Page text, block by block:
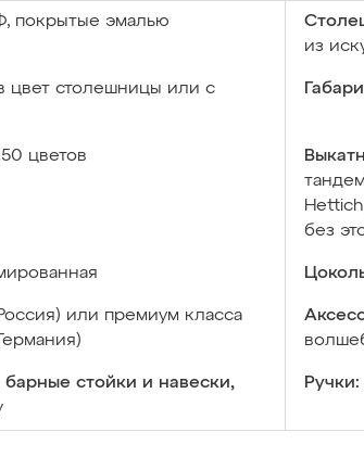
покрытые эмалью
из
цвет столешницы или с
цветов
без
или премиум класса
стойки и навески,
Ручки: